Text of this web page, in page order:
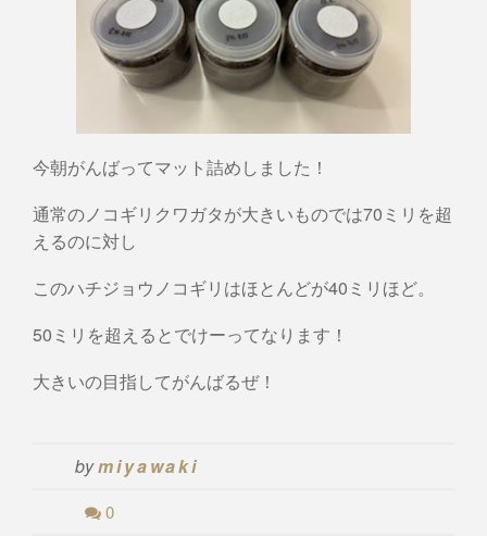
今朝がんばってマット詰めしました！
通常のノコギリクワガタが大きいものでは70ミリを超
えるのに対し
このハチジョウノコギリはほとんどが40ミリほど。
50ミリを超えるとでけーってなります！
大きいの目指してがんばるぜ！
bymiyawaki
0